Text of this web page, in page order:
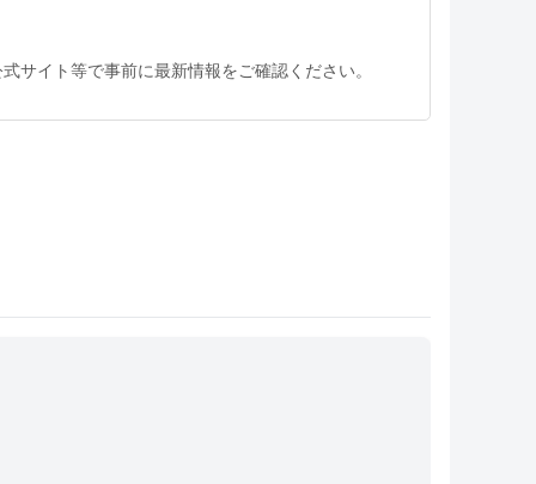
サイト等で事前に最新情報をご確認ください。